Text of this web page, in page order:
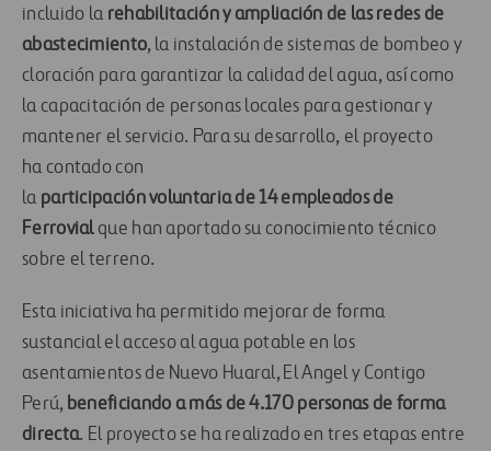
incluido la rehabilitación y ampliación de las redes de
abastecimiento, la instalación de sistemas de bombeo y
cloración para garantizar la calidad del agua, así como
la capacitación de personas locales para gestionary
mantener el servicio. Para su desarrollo, el proyecto
ha contado con
la participaciónvoluntariade 14empleados de
Ferrovial que han aportado su conocimiento técnico
sobre el terreno.
Esta iniciativa ha permitido mejorar de forma
sustancialelacceso alagua potable en los
asentamientos de Nuevo Huaral, El Angel y Contigo
Perú, beneficiando a más de4.170personas de forma
directa. El proyectose ha realizado en tres etapas entre